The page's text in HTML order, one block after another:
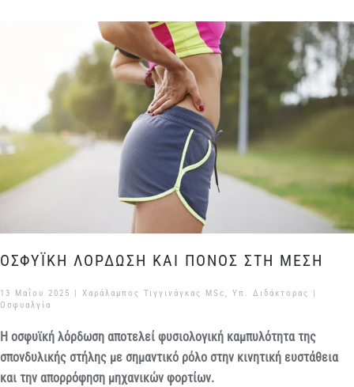
ΟΣΦΥΪΚΗ ΛΟΡΔΩΣΗ ΚΑΙ ΠΟΝΟΣ ΣΤΗ ΜΕΣΗ
13 Μαΐου 2025
| Χαράλαμπος Τιγγινάγκας MSc, Υπ. Διδάκτορας |
Οσφυαλγία
Η οσφυϊκή λόρδωση αποτελεί φυσιολογική καμπυλότητα της
σπονδυλικής στήλης με σημαντικό ρόλο στην κινητική ευστάθεια
και την απορρόφηση μηχανικών φορτίων.